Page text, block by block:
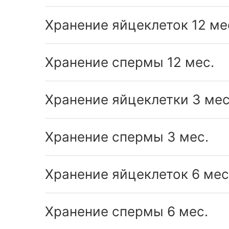
Хранение яйцеклеток 12
Хранение спермы 12 мес.
Хранение яйцеклетки 3
Хранение спермы 3 мес.
Хранение яйцеклеток 6
Хранение спермы 6 мес.